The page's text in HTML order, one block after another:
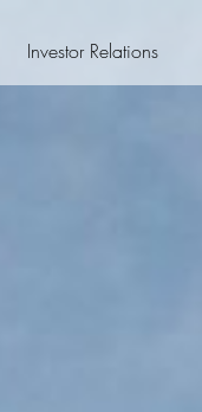
Investor Relations